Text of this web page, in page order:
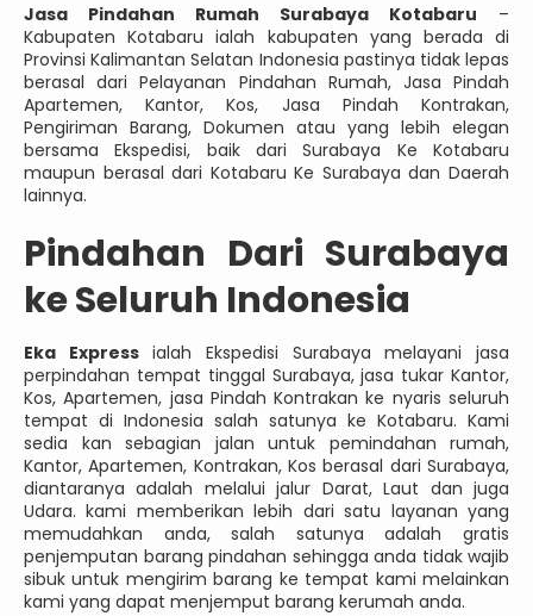
Jasa Pindahan Rumah Surabaya Kotabaru –
Kabupaten Kotabaru ialah kabupaten yang berada di
Provinsi Kalimantan Selatan Indonesia pastinya tidak lepas
berasal dari Pelayanan Pindahan Rumah, Jasa Pindah
Apartemen, Kantor, Kos, Jasa Pindah Kontrakan,
Pengiriman Barang, Dokumen atau yang lebih elegan
bersama Ekspedisi, baik dari Surabaya Ke Kotabaru
maupun berasal dari Kotabaru Ke Surabaya dan Daerah
lainnya.
Pindahan Dari Surabaya
ke Seluruh Indonesia
Eka Expressialah Ekspedisi Surabaya melayani jasa
perpindahan tempat tinggal Surabaya, jasa tukar Kantor,
Kos, Apartemen, jasa Pindah Kontrakan ke nyaris seluruh
tempat di Indonesia salah satunya ke Kotabaru. Kami
sedia kan sebagian jalan untuk pemindahan rumah,
Kantor, Apartemen, Kontrakan, Kos berasal dari Surabaya,
diantaranya adalah melalui jalur Darat, Laut dan juga
Udara. kami memberikan lebih dari satu layanan yang
memudahkan anda, salah satunya adalah gratis
penjemputan barang pindahan sehingga anda tidak wajib
sibuk untuk mengirim barang ke tempat kami melainkan
kami yang dapat menjemput barang kerumah anda.